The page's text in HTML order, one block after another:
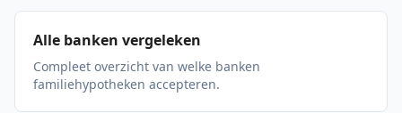
Alle banken vergeleken
Compleet overzicht van welke banken
familiehypotheken accepteren.